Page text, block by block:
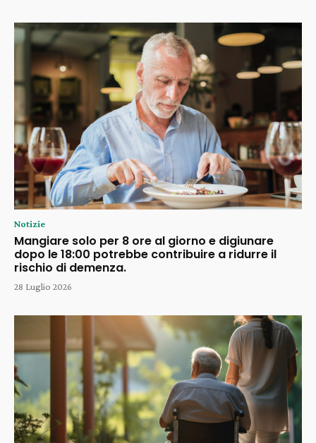
Notizie
Mangiare solo per 8 ore al giorno e digiunare
dopo le 18:00 potrebbe contribuire a ridurre il
rischio di demenza.
28 Luglio 2026